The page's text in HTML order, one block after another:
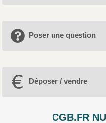
Poser une question
Déposer / vendre
CGB.FR